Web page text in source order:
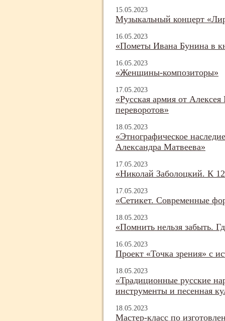
15.05.2023
Музыкальный концерт
16.05.2023
«Пометы Ивана Бунина в
16.05.2023
«Женщины-композиторы»
17.05.2023
«Русская армия от
переворотов»
18.05.2023
«Этнографическое
Александра Матвеева»
17.05.2023
«Николай Заболоцкий. К
17.05.2023
«Сетикет. Современные
18.05.2023
«Помнить нельзя забыть.
16.05.2023
Проект «Точка зрения» с
18.05.2023
«Традиционные русские
инструменты и песенная
18.05.2023
Мастер-класс по